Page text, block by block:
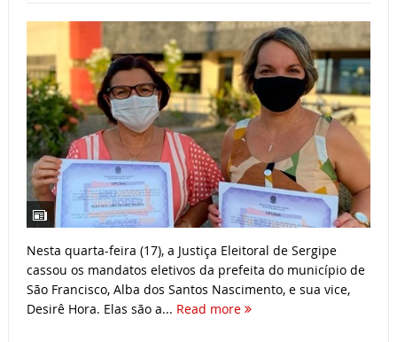
Nesta quarta-feira (17), a Justiça Eleitoral de Sergipe
cassou os mandatos eletivos da prefeita do município de
São Francisco, Alba dos Santos Nascimento, e sua vice,
Desirê Hora. Elas são a... Read more